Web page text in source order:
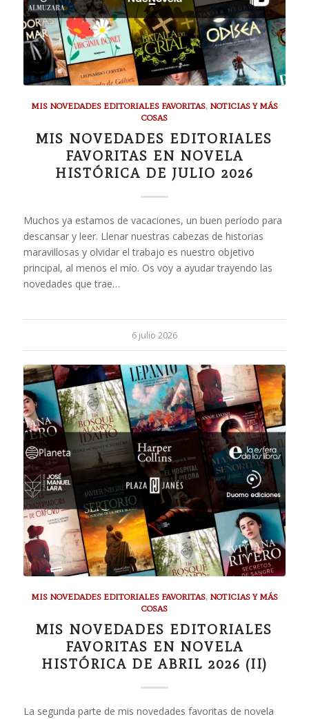
MIS NOVEDADES EDITORIALES FAVORITAS, NOTICIAS Y MÁS
COSAS
MIS NOVEDADES EDITORIALES
FAVORITAS EN NOVELA
HISTÓRICA DE JULIO 2026
Muchos ya estamos de vacaciones, un buen período para
descansar y leer. Llenar nuestras cabezas de historias
maravillosas y olvidar el trabajo es nuestro objetivo
principal, al menos el mío. Os voy a ayudar trayendo las
novedades que trae…
6 julio 2026
MIS NOVEDADES EDITORIALES FAVORITAS, NOTICIAS Y MÁS
COSAS
MIS NOVEDADES EDITORIALES
FAVORITAS EN NOVELA
HISTÓRICA DE ABRIL 2026 (II)
La segunda parte de mis novedades favoritas de novela